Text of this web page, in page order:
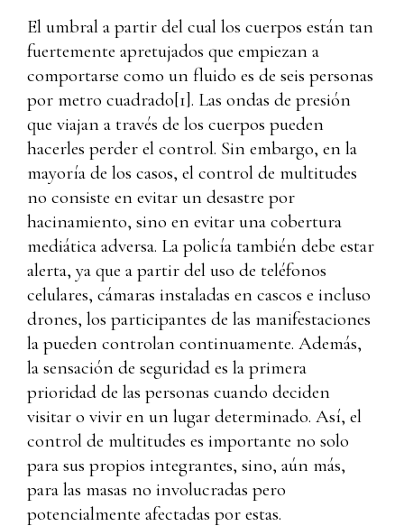
El umbral a partir del cual los cuerpos están tan
fuertemente apretujados que empiezan a
comportarse como un fluido es de seis personas
por metro cuadrado[1]. Las ondas de presión
que viajan a través de los cuerpos pueden
hacerles perder el control. Sin embargo, en la
mayoría de los casos, el control de multitudes
no consiste en evitar un desastre por
hacinamiento, sino en evitar una cobertura
mediática adversa. La policía también debe estar
alerta, ya que a partir del uso de teléfonos
celulares, cámaras instaladas en cascos e incluso
drones, los participantes de las manifestaciones
la pueden controlan continuamente. Además,
la sensación de seguridad es la primera
prioridad de las personas cuando deciden
visitar o vivir en un lugar determinado. Así, el
control de multitudes es importante no solo
para sus propios integrantes, sino, aún más,
para las masas no involucradas pero
potencialmente afectadas por estas.